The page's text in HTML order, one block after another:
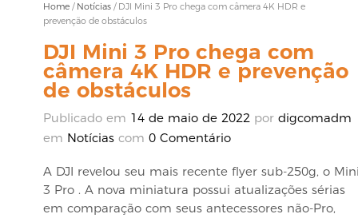
Home / Notícias / DJI Mini 3 Pro chega com câmera 4K HDR e
prevenção de obstáculos
DJI Mini 3 Pro chega com
câmera 4K HDR e prevenção
de obstáculos
Publicado em 14 de maio de 2022 por digcomadm
em Notícias com 0 Comentário
A DJI revelou seu mais recente flyer sub-250g, o
3 Pro . A nova miniatura possui atualizações sérias
em comparação com seus antecessores não-Pro,